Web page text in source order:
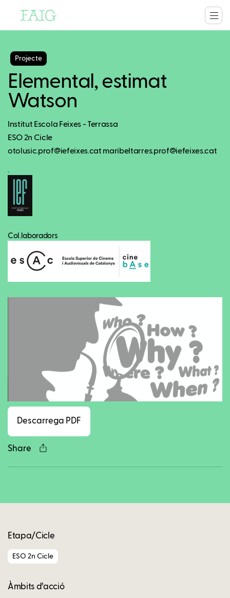
Projecte
Elemental, estimat
Watson
Institut Escola Feixes - Terrassa
ESO 2n Cicle
otolusic.prof@iefeixes.cat maribeltarres.prof@iefeixes.cat
.
Col.laboradors
Descarrega PDF
Share
Facebook
Twitter
LinkedIn
WhatsApp
Reddit
Gmail
Etapa/Cicle
ESO 2n Cicle
Àmbits d’acció